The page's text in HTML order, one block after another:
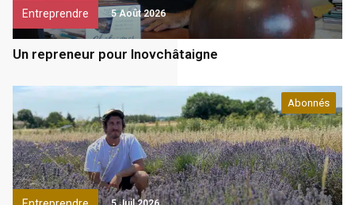
Entreprendre 5 Août 2026
Un repreneur pour Inovchâtaigne
Abonnés